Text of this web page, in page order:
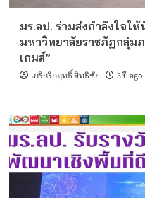
มร.ลป. ร่วมส่งกำลังใจใ
มหาวิทยาลัยราชภัฏกลุ่ม
เกมส์”
เกริกริกฤทธิ์ สิทธิชัย 3 ปี ago